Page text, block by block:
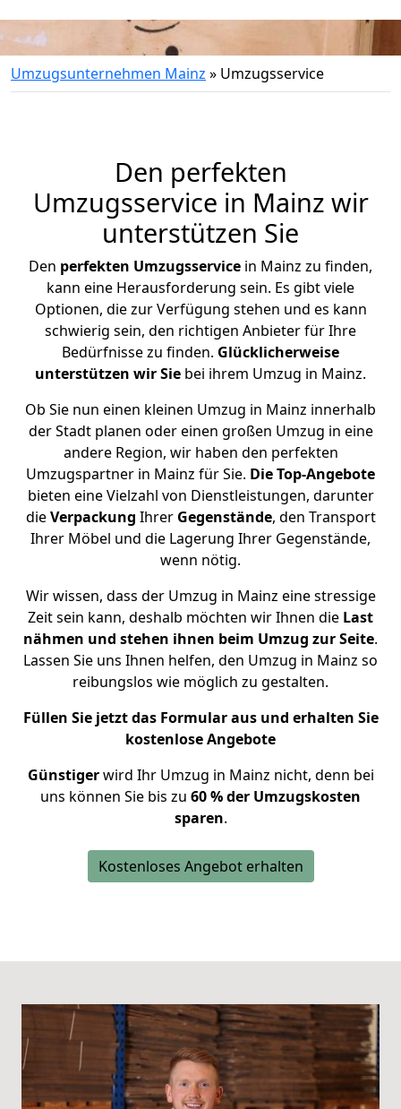
Umzugsunternehmen Mainz » Umzugsservice
Den perfekten
Umzugsservice in Mainz wir
unterstützen Sie
Den perfekten Umzugsservice in Mainz zu finden,
kann eine Herausforderung sein. Es gibt viele
Optionen, die zur Verfügung stehen und es kann
schwierig sein, den richtigen Anbieter für Ihre
Bedürfnisse zu finden. Glücklicherweise
unterstützen wirSie bei ihrem Umzug in Mainz.
Ob Sie nun einen kleinen Umzug in Mainz innerhalb
der Stadt planen oder einen großen Umzug in eine
andere Region, wir haben den perfekten
Umzugspartner in Mainz für Sie. Die Top-Angebote
bieten eine Vielzahl von Dienstleistungen, darunter
dieVerpackung Ihrer Gegenstände, den Transport
Ihrer Möbel und die Lagerung Ihrer Gegenstände,
wenn nötig.
Wir wissen, dass der Umzug in Mainz eine stressige
Zeit sein kann, deshalb möchten wir Ihnen die Last
nähmen und stehen ihnen beim Umzug zur Seite.
Lassen Sie uns Ihnen helfen, den Umzug in Mainz so
reibungslos wie möglich zu gestalten.
Füllen Sie jetzt das Formular aus und erhalten Sie
kostenlose Angebote
Günstigerwird Ihr Umzug in Mainz nicht, denn bei
uns können Sie bis zu 60 % der Umzugskosten
sparen.
Kostenloses Angebot erhalten